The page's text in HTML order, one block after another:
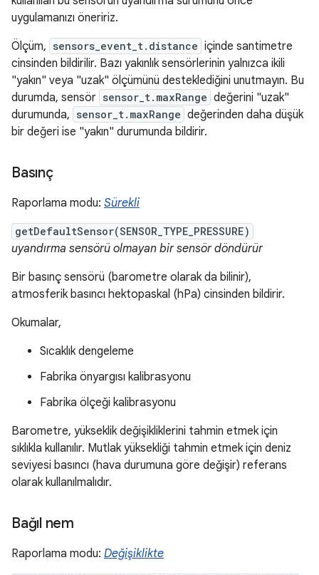
uygulamanızı öneririz.
Ölçüm, sensors_event_t.distance içinde santimetre
cinsinden bildirilir. Bazı yakınlık sensörlerinin yalnızca ikili
"yakın" veya "uzak" ölçümünü desteklediğini unutmayın. Bu
durumda, sensör sensor_t.maxRange değerini "uzak"
durumunda, sensor_t.maxRange değerinden daha düşük
bir değeri ise "yakın" durumunda bildirir.
Basınç
Raporlama modu: Sürekli
getDefaultSensor(SENSOR_TYPE_PRESSURE)
uyandırma sensörü olmayan bir sensör döndürür
Bir basınç sensörü (barometre olarak da bilinir),
atmosferik basıncı hektopaskal (hPa) cinsinden bildirir.
Okumalar,
Sıcaklık dengeleme
Fabrika önyargısı kalibrasyonu
Fabrika ölçeği kalibrasyonu
Barometre, yükseklik değişikliklerini tahmin etmek için
sıklıkla kullanılır. Mutlak yüksekliği tahmin etmek için deniz
seviyesi basıncı (hava durumuna göre değişir) referans
olarak kullanılmalıdır.
Bağıl nem
Raporlama modu: Değişiklikte